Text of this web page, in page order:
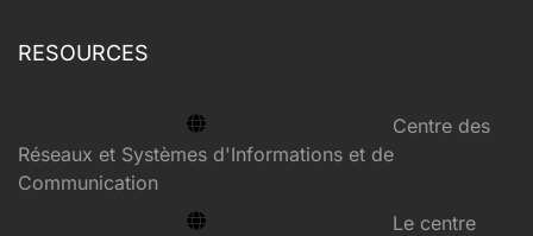
RESOURCES
Centre des
Réseaux et Systèmes d'Informations et de
Communication
Le centre